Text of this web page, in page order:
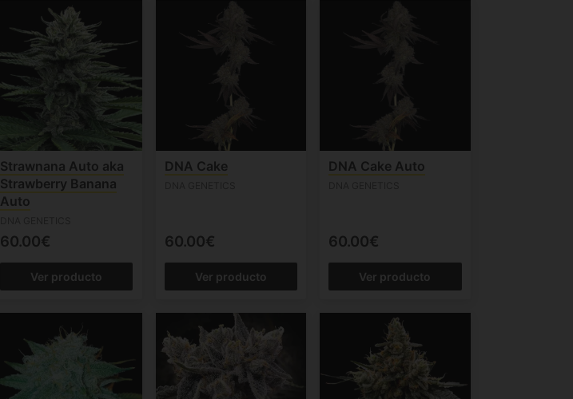
Strawnana Auto aka
Strawberry Banana
Auto
60.00€
Ver producto
DNA Cake
60.00€
Ver producto
DNA Cake Auto
60.00€
Ver producto